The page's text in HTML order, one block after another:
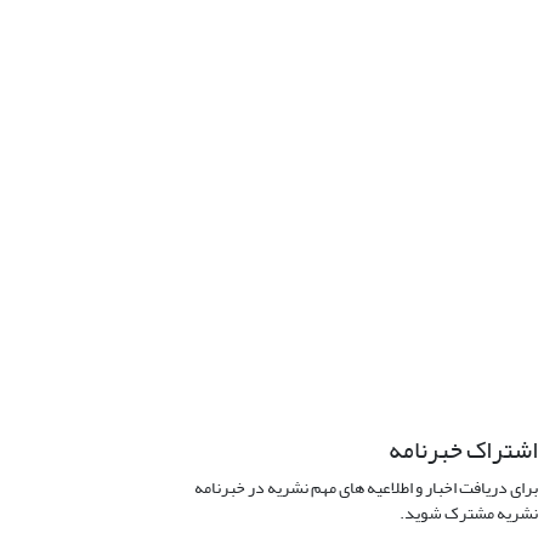
اشتراک خبرنامه
برای دریافت اخبار و اطلاعیه های مهم نشریه در خبرنامه
نشریه مشترک شوید.